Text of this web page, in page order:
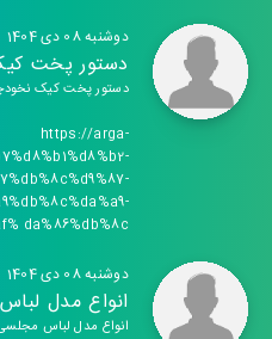
دوشنبه 08 دی 1404
دستور پخت
دستور پخت کیک
https://arga-
da%86%db%8c
دوشنبه 08 دی 1404
انواع مدل
انواع مدل لباس